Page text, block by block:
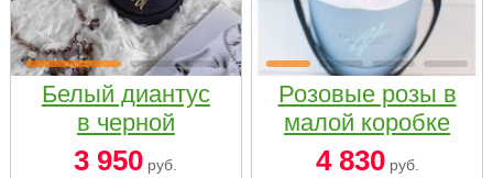
Белый диантус
в черной
коробке Small
3 950 руб.
Розовые розы в
малой коробке
4 830руб.